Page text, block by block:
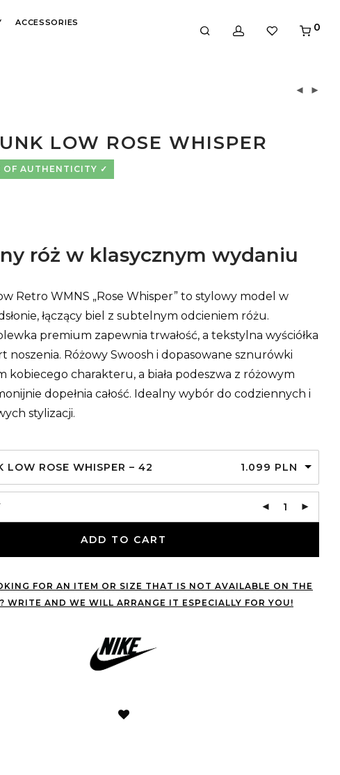
ACCESSORIES 0
LOW ROSE WHISPER
OF AUTHENTICITY
róż w klasycznym wydaniu
Retro WMNS „Rose Whisper” to stylowy model w
łączący biel z subtelnym odcieniem różu.
premium zapewnia trwałość, a tekstylna wyściółka
noszenia. Różowy Swoosh i dopasowane sznurówki
kobiecego charakteru, a biała podeszwa z różowym
dopełnia całość. Idealny wybór do codziennych i
stylizacji.
LOW ROSE WHISPER – 42 1.099 PLN
ADD TO CART
FOR AN ITEM OR SIZE THAT IS NOT AVAILABLE ON THE
WRITE AND WE WILL ARRANGE IT ESPECIALLY FOR YOU!